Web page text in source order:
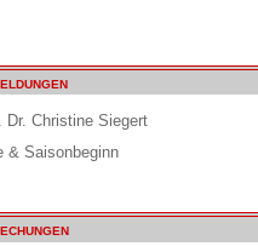
Christine Siegert
& Saisonbeginn